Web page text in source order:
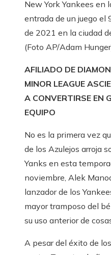
New York Yankees en
entrada de un juego el
de 2021 en la ciudad
(Foto AP/Adam
AFILIADO DE
MINOR LEAGUE
A CONVERTIRSE EN
EQUIPO
No es la primera vez
de los Azulejos arroja
Yanks en esta
noviembre, Alek
lanzador de los
mayor tramposo del
su uso anterior de
A pesar del éxito de